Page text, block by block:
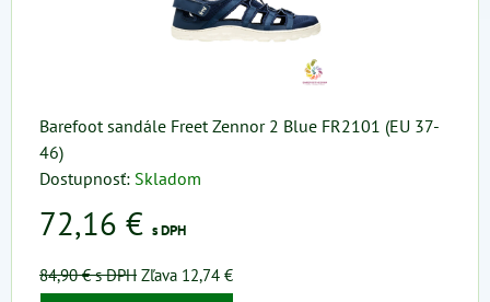
Barefoot sandále Freet Zennor 2 Blue FR2101 (EU 37-
46)
Dostupnosť: Skladom
72,16 € s DPH
84,90 €s DPH Zľava 12,74 €